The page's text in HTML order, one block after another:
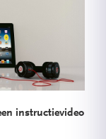
instructievideo